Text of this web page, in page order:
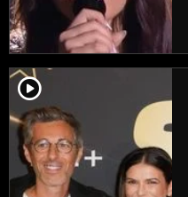
player2